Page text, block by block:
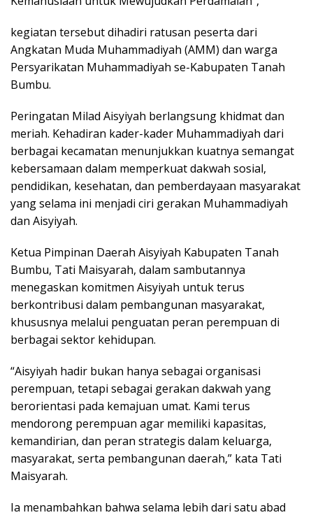
kegiatan tersebut dihadiri ratusan peserta dari
Angkatan Muda Muhammadiyah (AMM) dan warga
Persyarikatan Muhammadiyah se-Kabupaten Tanah
Bumbu.
Peringatan Milad Aisyiyah berlangsung khidmat dan
meriah. Kehadiran kader-kader Muhammadiyah dari
berbagai kecamatan menunjukkan kuatnya semangat
kebersamaan dalam memperkuat dakwah sosial,
pendidikan, kesehatan, dan pemberdayaan masyarakat
yang selama ini menjadi ciri gerakan Muhammadiyah
dan Aisyiyah.
Ketua Pimpinan Daerah Aisyiyah Kabupaten Tanah
Bumbu, Tati Maisyarah, dalam sambutannya
menegaskan komitmen Aisyiyah untuk terus
berkontribusi dalam pembangunan masyarakat,
khususnya melalui penguatan peran perempuan di
berbagai sektor kehidupan.
“Aisyiyah hadir bukan hanya sebagai organisasi
perempuan, tetapi sebagai gerakan dakwah yang
berorientasi pada kemajuan umat. Kami terus
mendorong perempuan agar memiliki kapasitas,
kemandirian, dan peran strategis dalam keluarga,
masyarakat, serta pembangunan daerah,” kata Tati
Maisyarah.
Ia menambahkan bahwa selama lebih dari satu abad